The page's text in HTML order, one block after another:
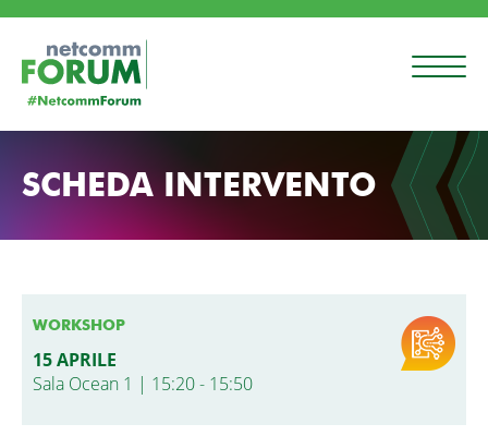
SCHEDA INTERVENTO
WORKSHOP
15 APRILE
Sala Ocean 1 | 15:20 - 15:50